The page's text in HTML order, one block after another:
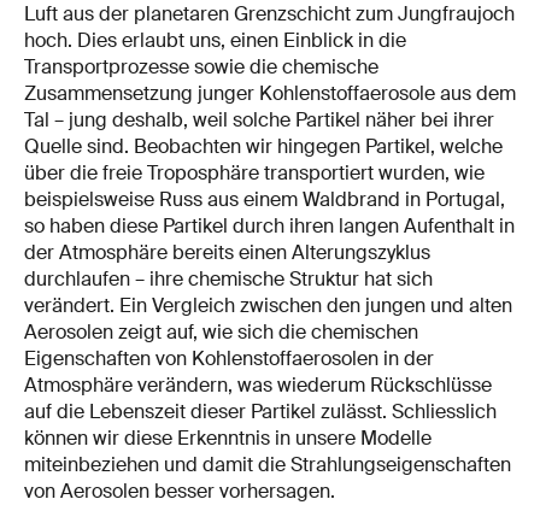
Luft aus der planetaren Grenzschicht zum Jungfraujoch
hoch. Dies erlaubt uns, einen Einblick in die
Transportprozesse sowie die chemische
Zusammensetzung junger Kohlenstoffaerosole aus dem
Tal – jung deshalb, weil solche Partikel näher bei ihrer
Quelle sind. Beobachten wir hingegen Partikel, welche
über die freie Troposphäre transportiert wurden, wie
beispielsweise Russ aus einem Waldbrand in Portugal,
so haben diese Partikel durch ihren langen Aufenthalt in
der Atmosphäre bereits einen Alterungszyklus
durchlaufen – ihre chemische Struktur hat sich
verändert. Ein Vergleich zwischen den jungen und alten
Aerosolen zeigt auf, wie sich die chemischen
Eigenschaften von Kohlenstoffaerosolen in der
Atmosphäre verändern, was wiederum Rückschlüsse
auf die Lebenszeit dieser Partikel zulässt. Schliesslich
können wir diese Erkenntnis in unsere Modelle
miteinbeziehen und damit die Strahlungseigenschaften
von Aerosolen besser vorhersagen.